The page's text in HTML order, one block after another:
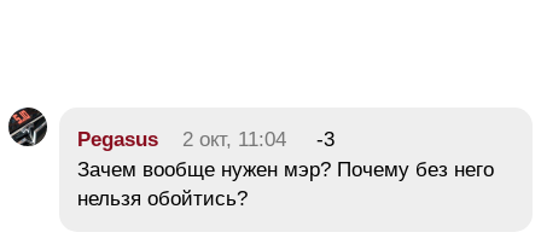
Pegasus 2 окт, 11:04
-3
Зачем вообще нужен мэр? Почему без него
нельзя обойтись?